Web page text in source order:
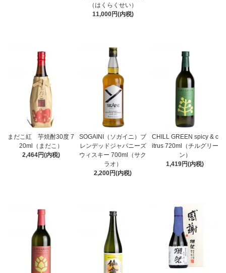
（はくらくせい）
11,000円(内税)
まだこ紅 芋焼酎30度 7
20ml（まだこ）
2,464円(内税)
SOGAINI（ソガイニ）ブ
レンデッドジャパニーズ
ウィスキー 700ml（サク
ラオ）
2,200円(内税)
CHILL GREEN spicy & c
itrus 720ml（チルグリー
ン）
1,419円(内税)